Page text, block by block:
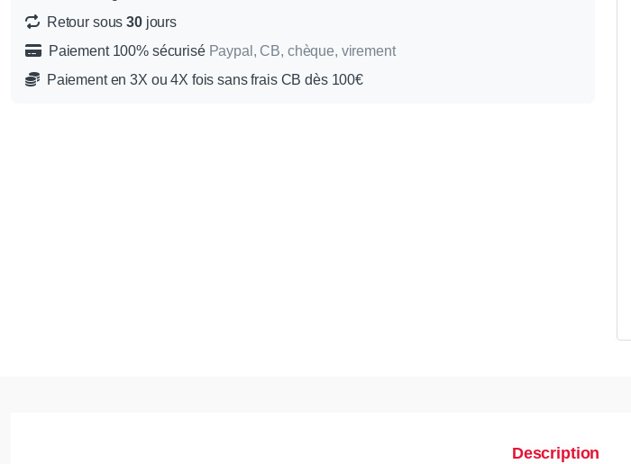
Retour sous30jours
Paiement 100% sécurisé Paypal, CB, chèque, virement
Paiement en 3X ou 4X fois sans frais CB dès 100€
Description